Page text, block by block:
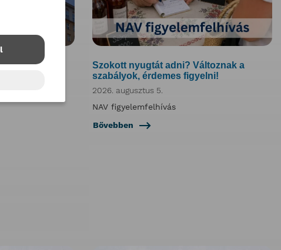
6-i
Szokott nyugtát adni? Változnak a
szabályok, érdemes figyelni!
2026. augusztus 5.
NAV figyelemfelhívás
Bővebben